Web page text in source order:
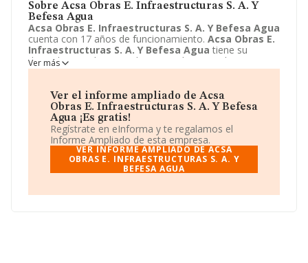
Sobre Acsa Obras E. Infraestructuras S. A. Y
Befesa Agua
Acsa Obras E. Infraestructuras S. A. Y Befesa Agua
cuenta con 17 años de funcionamiento. Acsa Obras E.
Infraestructuras S. A. Y Befesa Agua tiene su
domicilio social registrado en Ronda Guinardo, 99,
Barcelona, Barcelona. Enmarca su actividad CNAE
n.c.o.p..Acsa Obras E. Infraestructuras S. A. Y
Befesa Agua aparece inscrita como Unión temporal de
empresas.
Ver más
Ver el informe ampliado de Acsa
Obras E. Infraestructuras S. A. Y Befesa
Agua ¡Es gratis!
Regístrate en eInforma y te regalamos el
Informe Ampliado de esta empresa.
VER INFORME AMPLIADO DE ACSA
OBRAS E. INFRAESTRUCTURAS S. A. Y
BEFESA AGUA